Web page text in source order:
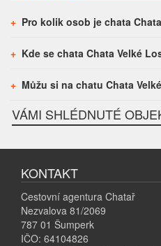
Pro kolik osob je chata
Kde se chata Chata Velké
Můžu si na chatu Chata
VÁMI SHLÉDNUTÉ
KONTAKT
Cestovní agentura Chatař
Nezvalova 81/2069
787 01 Šumperk
IČO: 64104826